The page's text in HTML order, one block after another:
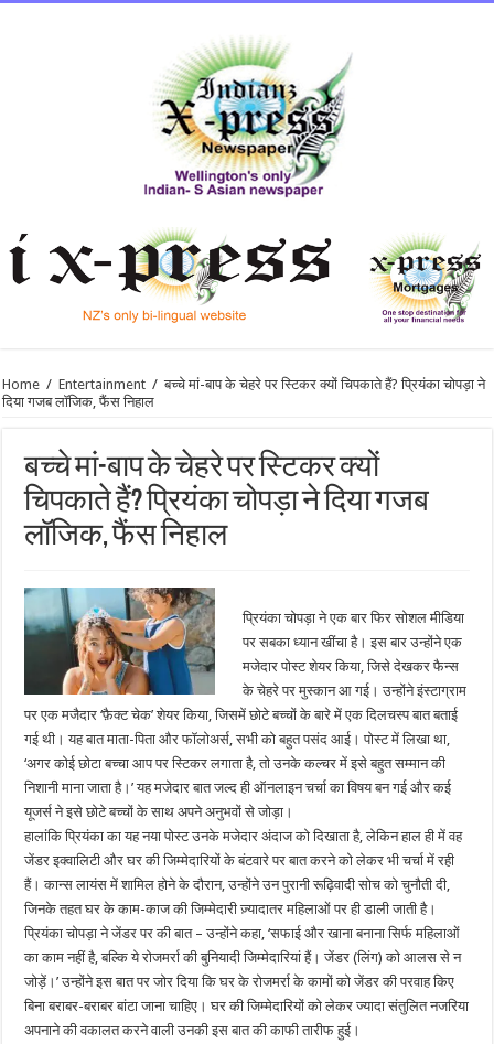
Home / Entertainment / बच्‍चे मां-बाप के चेहरे पर स्‍ट‍िकर क्‍यों चिपकाते हैं? प्रियंका चोपड़ा ने
दिया गजब लॉजिक, फैंस न‍िहाल
बच्‍चे मां-बाप के चेहरे पर स्‍ट‍िकर क्‍यों
चिपकाते हैं? प्रियंका चोपड़ा ने दिया गजब
लॉजिक, फैंस न‍िहाल
प्रियंका चोपड़ा ने एक बार फिर सोशल मीडिया
पर सबका ध्यान खींचा है। इस बार उन्होंने एक
मजेदार पोस्ट शेयर किया, जिसे देखकर फैन्स
के चेहरे पर मुस्कान आ गई। उन्होंने इंस्टाग्राम
पर एक मजैदार ‘फ़ैक्ट चेक’ शेयर किया, जिसमें छोटे बच्चों के बारे में एक दिलचस्प बात बताई
गई थी। यह बात माता-पिता और फॉलोअर्स, सभी को बहुत पसंद आई। पोस्ट में लिखा था,
‘अगर कोई छोटा बच्चा आप पर स्टिकर लगाता है, तो उनके कल्चर में इसे बहुत सम्मान की
निशानी माना जाता है।’ यह मजेदार बात जल्द ही ऑनलाइन चर्चा का विषय बन गई और कई
यूजर्स ने इसे छोटे बच्चों के साथ अपने अनुभवों से जोड़ा।
हालांकि प्रियंका का यह नया पोस्ट उनके मजेदार अंदाज को दिखाता है, लेकिन हाल ही में वह
जेंडर इक्वालिटी और घर की जिम्मेदारियों के बंटवारे पर बात करने को लेकर भी चर्चा में रही
हैं। कान्स लायंस में शामिल होने के दौरान, उन्होंने उन पुरानी रूढ़िवादी सोच को चुनौती दी,
जिनके तहत घर के काम-काज की जिम्मेदारी ज़्यादातर महिलाओं पर ही डाली जाती है।
प्रियंका चोपड़ा ने जेंडर पर की बात – उन्होंने कहा, ‘सफाई और खाना बनाना सिर्फ महिलाओं
का काम नहीं है, बल्कि ये रोजमर्रा की बुनियादी जिम्मेदारियां हैं। जेंडर (लिंग) को आलस से न
जोड़ें।’ उन्होंने इस बात पर जोर दिया कि घर के रोजमर्रा के कामों को जेंडर की परवाह किए
बिना बराबर-बराबर बांटा जाना चाहिए। घर की जिम्मेदारियों को लेकर ज्यादा संतुलित नजरिया
अपनाने की वकालत करने वाली उनकी इस बात की काफी तारीफ हुई।